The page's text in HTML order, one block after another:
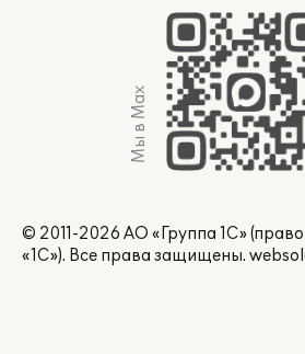
Мы в Max
© 2011-2026 АО «Группа 1С»
«1С»). Все права защищены.